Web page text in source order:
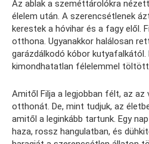
Az ablak a szeméttárolókra
élelem után. A szerencsétlenek
kerestek a hóvihar és a fagy elől.
otthona. Ugyanakkor halálosan
garázdálkodó kóbor kutyafalkától.
kimondhatatlan félelemmel
Amitől Filja a legjobban félt, az az
otthonát. De, mint tudjuk, az
amitől a leginkább tartunk. Egy
haza, rossz hangulatban, és